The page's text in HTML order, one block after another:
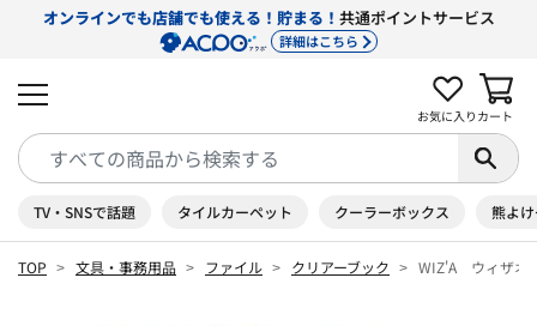
オンラインでも店舗でも使える！貯まる！ 共通ポイントサービス
詳細はこちら
お気に入り カート
TV・SNSで話題 タイルカーペット クーラーボックス 熊よ
TOP 文具・事務用品 ファイル クリアーブック WIZ'A ウィザオ